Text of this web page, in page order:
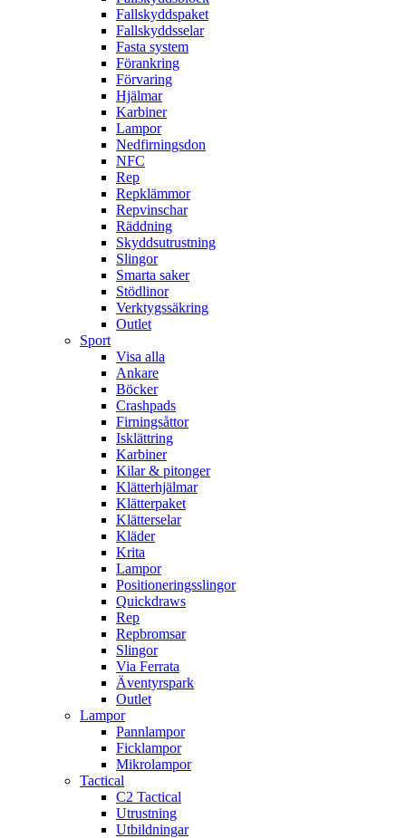
Fallskyddspaket
Fallskyddsselar
Fasta system
Förankring
Förvaring
Hjälmar
Karbiner
Lampor
Nedfirningsdon
NFC
Rep
Repklämmor
Repvinschar
Räddning
Skyddsutrustning
Slingor
Smarta saker
Stödlinor
Verktygssäkring
Outlet
Sport
Visa alla
Ankare
Böcker
Crashpads
Firningsåttor
Isklättring
Karbiner
Kilar & pitonger
Klätterhjälmar
Klätterpaket
Klätterselar
Kläder
Krita
Lampor
Positioneringsslingor
Quickdraws
Rep
Repbromsar
Slingor
Via Ferrata
Äventyrspark
Outlet
Lampor
Pannlampor
Ficklampor
Mikrolampor
Tactical
C2 Tactical
Utrustning
Utbildningar